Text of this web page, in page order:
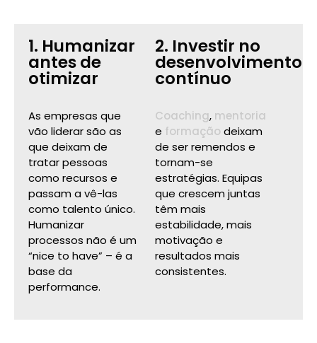
1. Humanizar
antes de
otimizar
As empresas que
vão liderar são as
que deixam de
tratar pessoas
como recursos e
passam a vê-las
como talento único.
Humanizar
processos não é um
“nice to have” – é a
base da
performance.
2. Investir no
desenvolvimento
contínuo
Coaching, mentoria
e formaçãodeixam
de ser remendos e
tornam-se
estratégias. Equipas
que crescem juntas
têm mais
estabilidade, mais
motivação e
resultados mais
consistentes.